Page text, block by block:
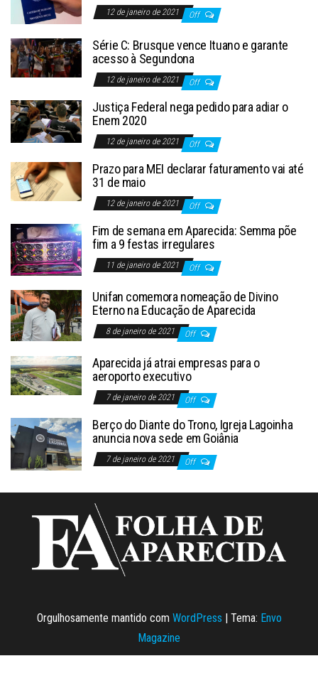
12 de janeiro de 2021 Off
Série C: Brusque vence Ituano e garante
acesso à Segundona
12 de janeiro de 2021 Off
Justiça Federal nega pedido para adiar o
Enem 2020
12 de janeiro de 2021 Off
Prazo para MEI declarar faturamento vai até
31 de maio
12 de janeiro de 2021 Off
Fim de semana em Aparecida: Semma põe
fim a 9 festas irregulares
11 de janeiro de 2021 Off
Unifan comemora nomeação de Divino
Eterno na Educação de Aparecida
8 de janeiro de 2021 Off
Aparecida já atrai empresas para o
aeroporto executivo
7 de janeiro de 2021 Off
Berço do Diante do Trono, Igreja Lagoinha
anuncia nova sede em Goiânia
7 de janeiro de 2021 Off
Orgulhosamente mantido com WordPress | Tema: Envo
Magazine